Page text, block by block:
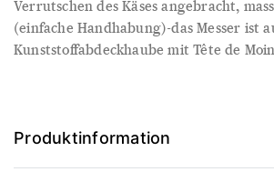
Verrutschen des Käses angebracht,
(einfache Handhabung)-das Messer ist
Kunststoffabdeckhaube mit Tête de
Produktinformation